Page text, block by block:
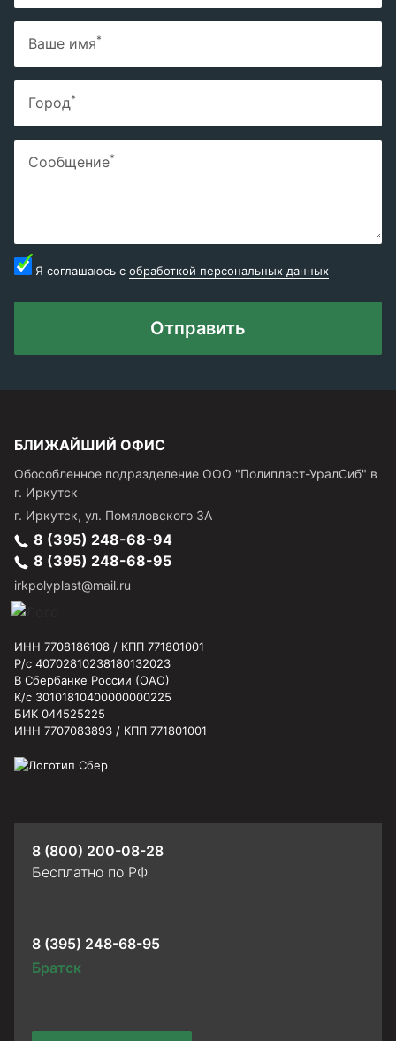
Ваше имя*
Город*
Сообщение*
Я соглашаюсь с обработкой персональных данных
Отправить
БЛИЖАЙШИЙ ОФИС
Обособленное подразделение ООО "Полипласт-УралСиб" в
г. Иркутск
г. Иркутск, ул. Помяловского 3А
8 (395) 248-68-94
8 (395) 248-68-95
irkpolyplast@mail.ru
ИНН 7708186108 / КПП 771801001
Р/с 40702810238180132023
В Сбербанке России (ОАО)
К/с 30101810400000000225
БИК 044525225
ИНН 7707083893 / КПП 771801001
8 (800) 200-08-28
Бесплатно по РФ
8 (395) 248-68-95
Братск